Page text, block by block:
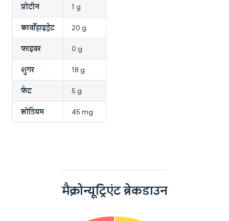
प्रोटीन 1 g
कार्बोहाइड्रेट 20 g
फाइबर 0 g
शुगर 18 g
फैट 5 g
सोडियम 45 mg
मैक्रोन्यूट्रिएंट ब्रेकडाउन